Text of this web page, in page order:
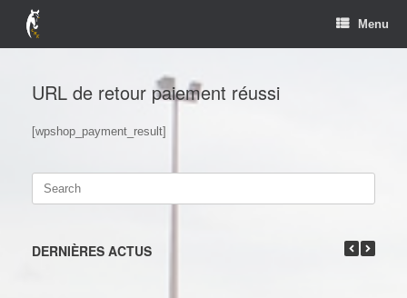
Menu
URL de retour paiement réussi
[wpshop_payment_result]
Search
DERNIÈRES ACTUS